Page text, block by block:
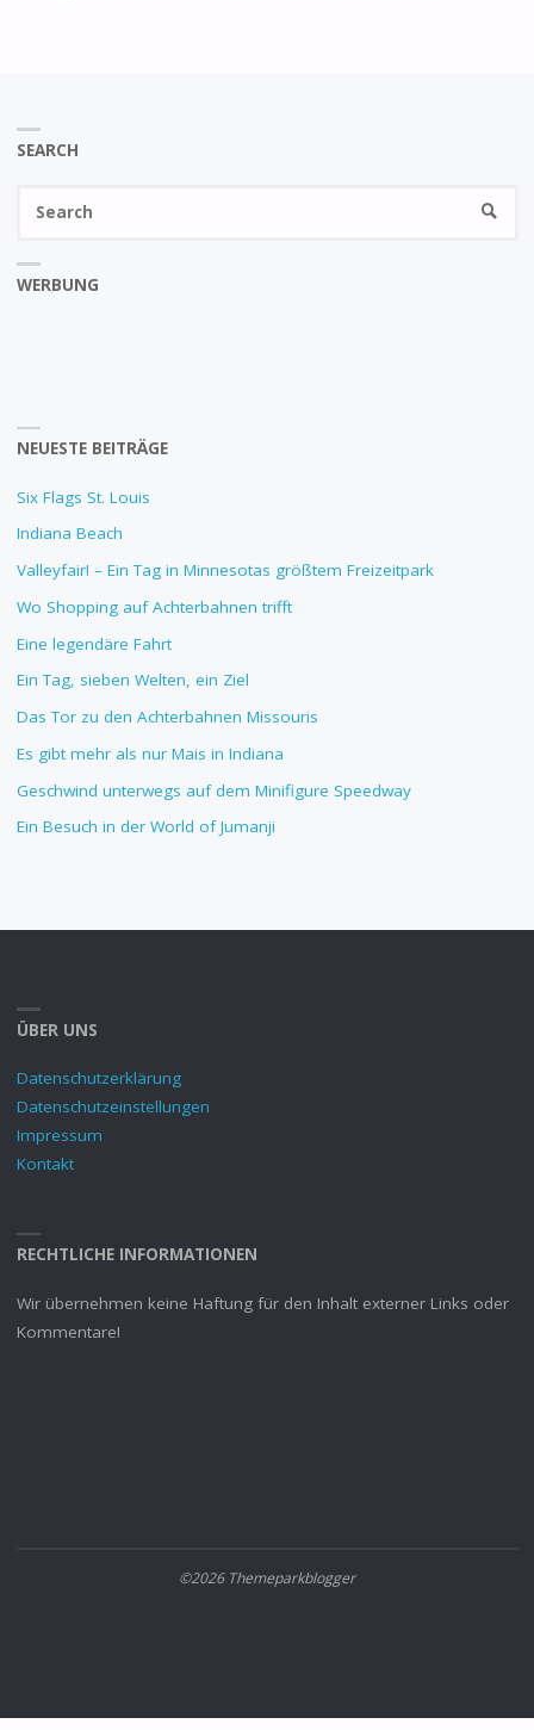
SEARCH
WERBUNG
NEUESTE BEITRÄGE
Six Flags St. Louis
Indiana Beach
Valleyfair! – Ein Tag in Minnesotas größtem Freizeitpark
Wo Shopping auf Achterbahnen trifft
Eine legendäre Fahrt
Ein Tag, sieben Welten, ein Ziel
Das Tor zu den Achterbahnen Missouris
Es gibt mehr als nur Mais in Indiana
Geschwind unterwegs auf dem Minifigure Speedway
Ein Besuch in der World of Jumanji
ÜBER UNS
Datenschutzerklärung
Datenschutzeinstellungen
Impressum
Kontakt
RECHTLICHE INFORMATIONEN
Wir übernehmen keine Haftung für den Inhalt externer Links oder
Kommentare!
©2026 Themeparkblogger